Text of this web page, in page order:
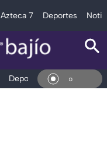
Azteca 7 Deportes
Deportes Espectáculos
En